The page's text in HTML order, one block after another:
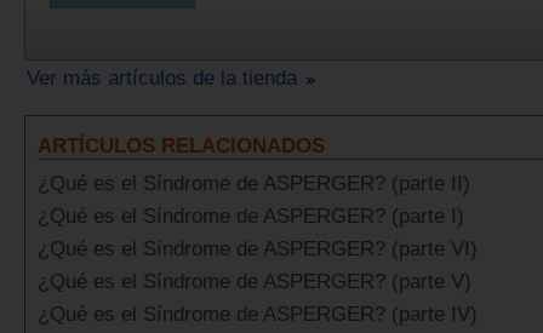
Ver más artículos de la tienda
ARTÍCULOS RELACIONADOS
¿Qué es el Síndrome de ASPERGER? (parte II)
¿Qué es el Síndrome de ASPERGER? (parte I)
¿Qué es el Síndrome de ASPERGER? (parte VI)
¿Qué es el Síndrome de ASPERGER? (parte V)
¿Qué es el Síndrome de ASPERGER? (parte IV)